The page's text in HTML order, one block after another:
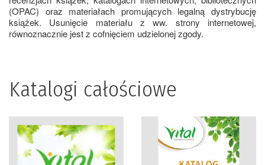
(OPAC) oraz materiałach promujących legalną dystrybucję
książek. Usunięcie materiału z ww. strony internetowej,
równoznacznie jest z cofnięciem udzielonej zgody.
Katalogi całościowe